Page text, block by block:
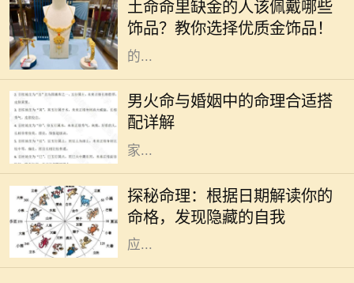
土命命里缺金的人该佩戴哪些
饰品？教你选择优质金饰品！
别是金、木、水、火、土，每一个人
的命理中都有其主导的元素。有些人
的...
男火命与婚姻中的命理合适搭
配详解
命理学在中国传统文化中占据着重要
的地位，尤其是在婚姻选择上。对于
男火命来说，选择合适的命理搭配非
常关键，这可以影响到感情的和谐与
家...
探秘命理：根据日期解读你的
命格，发现隐藏的自我
在中国传统文化中，命理学作为一门
古老的学问，深受人们的关注。每个
人的生辰八字、出生日期，都会对其
命格产生显著的影响。不同的日期对
应...